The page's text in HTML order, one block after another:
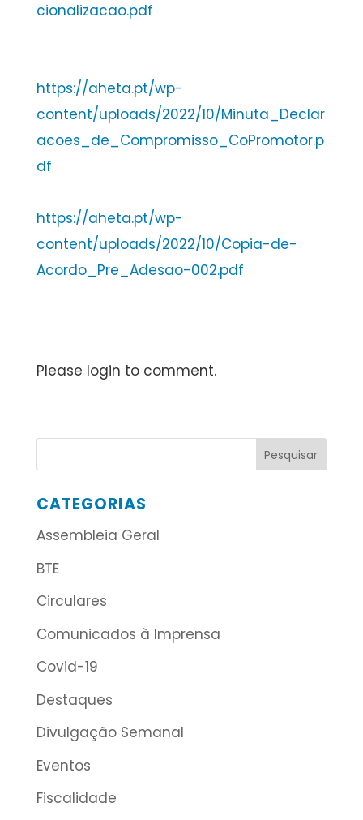
cionalizacao.pdf
https://aheta.pt/wp-
content/uploads/2022/10/Minuta_Declar
acoes_de_Compromisso_CoPromotor.p
df
https://aheta.pt/wp-
content/uploads/2022/10/Copia-de-
Acordo_Pre_Adesao-002.pdf
Please login to comment.
CATEGORIAS
Assembleia Geral
BTE
Circulares
Comunicados à Imprensa
Covid-19
Destaques
Divulgação Semanal
Eventos
Fiscalidade